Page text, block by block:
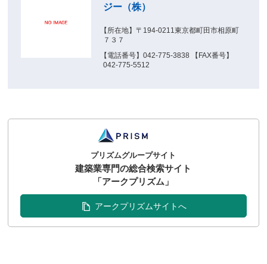
ジー（株）
【所在地】〒194-0211東京都町田市相原町
７３７
【電話番号】042-775-3838 【FAX番号】
042-775-5512
プリズムグループサイト
建築業専門の総合検索サイト
「アークプリズム」
アークプリズムサイトへ